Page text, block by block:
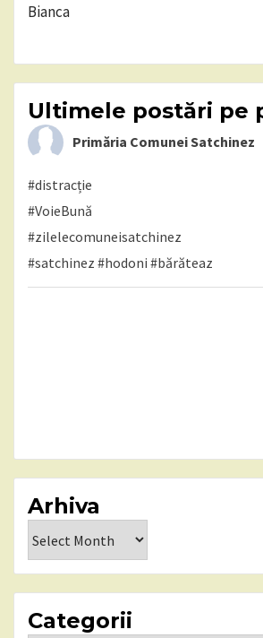
Bianca
Ultimele postări pe
Primăria Comunei Satchinez
#distracție
#VoieBună
#zilelecomuneisatchinez
#satchinez #hodoni #bărăteaz
Arhiva
Categorii